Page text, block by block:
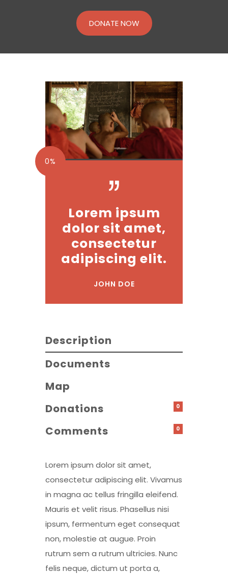
DONATE NOW
0%
Lorem ipsum
dolor sit amet,
consectetur
adipiscing elit.
JOHN DOE
Description
Documents
Map
Donations
0
Comments 0
Lorem ipsum dolor sit amet,
consectetur adipiscing elit. Vivamus
in magna ac tellus fringilla eleifend.
Mauris et velit risus. Phasellus nisi
ipsum, fermentum eget consequat
non, molestie at augue. Proin
rutrum sem a rutrum ultricies. Nunc
felis neque, dictum ut porta a,